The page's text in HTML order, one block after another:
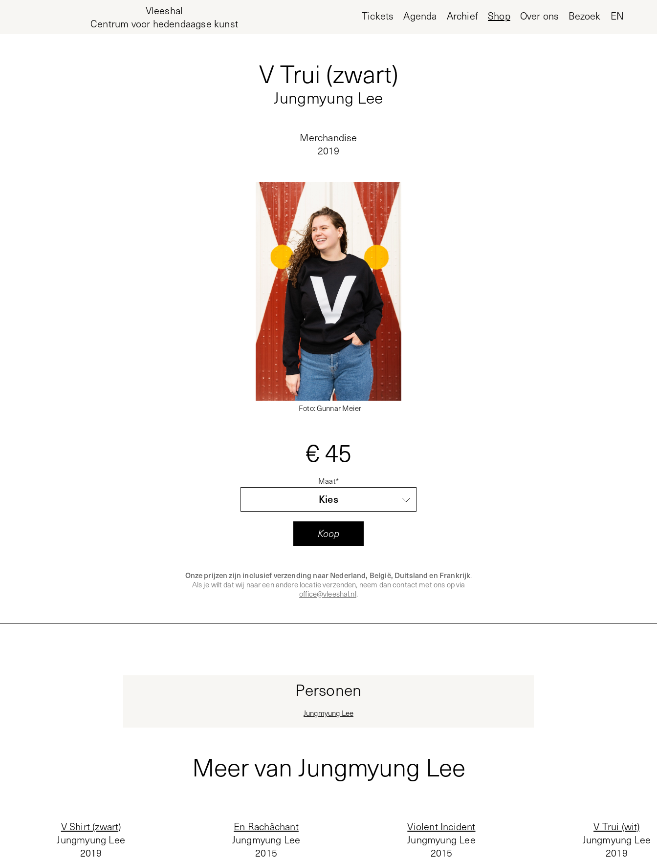
Vleeshal
Centrum voor hedendaagse kunst
Tickets Agenda Archief Shop Over ons Bezoek EN
V Trui (zwart)
Jungmyung Lee
Merchandise
2019
Foto:Gunnar Meier
€ 45
Maat*
Onze prijzen zijn inclusief verzending naar Nederland, België, Duitsland en Frankrijk.
Als je wilt dat wij naar een andere locatie verzenden, neem dan contact met ons op via
office@vleeshal.nl.
Personen
Jungmyung Lee
Meer van Jungmyung Lee
V Shirt (zwart)
Jungmyung Lee
2019
En Rachâchant
Jungmyung Lee
2015
Violent Incident
Jungmyung Lee
2015
V Trui (wit)
Jungmyung Lee
2019